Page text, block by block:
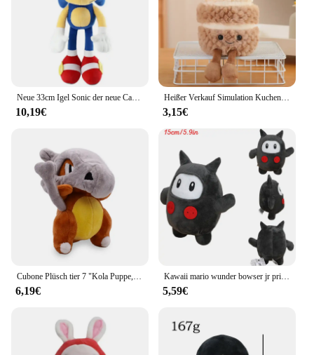
10,19€
Heißer Verkauf Simulation Kuchen Plüsch Hochzeits torte Spielzeug gefüllt niedlichen Eis Snack Dekoration Geburtstags feier Geschenk für Kind
3,15€
6,19€
Kawaii mario wunder bowser jr prinzessin pfirsich gänseblümchen plüschtiere niedlich diddy kong ninji kuscheltiere peluche puppen festival geschenke
5,59€